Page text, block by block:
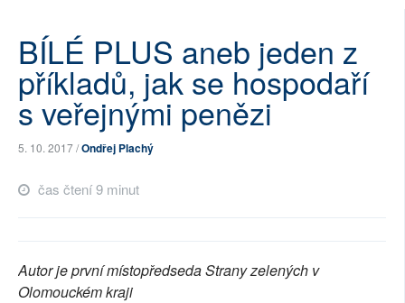
ARCHIV
ROZHOVORY
TÉMATA
SOCIÁLNÍ SÍTĚ
BÍLÉ PLUS aneb jeden z
příkladů, jak se hospodaří
s veřejnými penězi
5. 10. 2017 /Ondřej Plachý
čas čtení 9 minut
Autor je první místopředseda Strany zelených v
Olomouckém kraji